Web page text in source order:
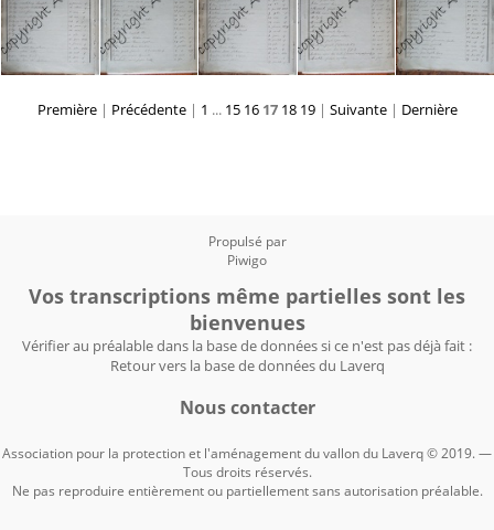
Première| Précédente| 1 ... 15 16 17 18 19 | Suivante | Dernière
Propulsé par
Piwigo
Vos transcriptions même partielles sont les
bienvenues
Vérifier au préalable dans la base de données si ce n'est pas déjà fait :
Retour vers la base de données du Laverq
Nous contacter
Association pour la protection et l'aménagement du vallon du Laverq © 2019. —
Tous droits réservés.
Ne pas reproduire entièrement ou partiellement sans autorisation préalable.